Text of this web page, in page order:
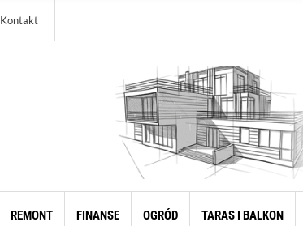
Kontakt
REMONT FINANSE OGRÓD TARAS I BALKON